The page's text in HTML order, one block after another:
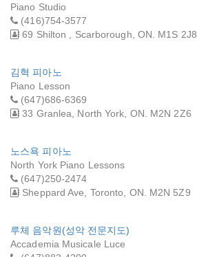
Piano Studio
(416)754-3577
69 Shilton , Scarborough, ON. M1S 2J8
김혁 피아노
Piano Lesson
(647)686-6369
33 Granlea, North York, ON. M2N 2Z6
노스욕 피아노
North York Piano Lessons
(647)250-2474
Sheppard Ave, Toronto, ON. M2N 5Z9
루체 음악원(성악 전문지도)
Accademia Musicale Luce